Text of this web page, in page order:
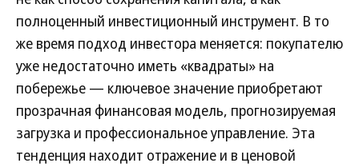
полноценный инвестиционный инструмент. В то
же время подход инвестора меняется: покупателю
уже недостаточно иметь «квадраты» на
побережье — ключевое значение приобретают
прозрачная финансовая модель, прогнозируемая
загрузка и профессиональное управление. Эта
тенденция находит отражение и в ценовой